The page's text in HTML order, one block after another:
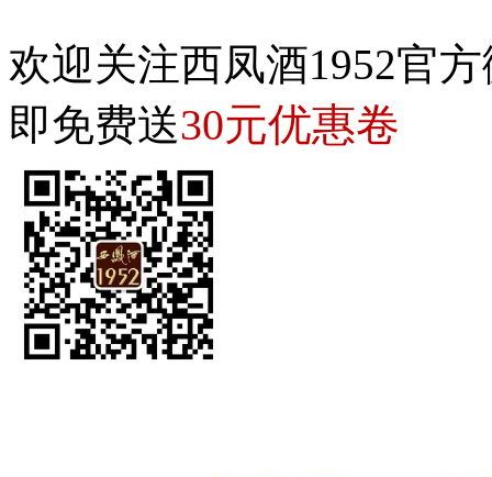
欢迎关注西凤酒1952官
即免费送30元优惠卷